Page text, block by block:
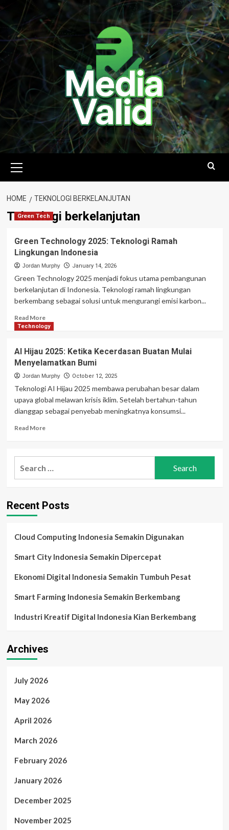
Skip
content
Menu
HOME TEKNOLOGI BERKELANJUTAN
Teknologi berkelanjutan
Green Tech
Green Technology 2025: Teknologi Ramah
Lingkungan Indonesia
Jordan Murphy January 14, 2026
Green Technology 2025 menjadi fokus utama pembangunan
berkelanjutan di Indonesia. Teknologi ramah lingkungan
berkembang sebagai solusi untuk mengurangi emisi karbon...
Read MoreRead
more
Technology
2025:
Teknologi
Ramah
Lingkungan
Indonesia
Technology
AI Hijau 2025: Ketika Kecerdasan Buatan Mulai
Menyelamatkan Bumi
Jordan Murphy October 12, 2025
Teknologi AI Hijau 2025 membawa perubahan besar dalam
upaya global melawan krisis iklim. Setelah bertahun-tahun
dianggap sebagai penyebab meningkatnya konsumsi...
Read MoreRead
AI
Hijau
Buatan
Recent Posts
Cloud Computing Indonesia Semakin Digunakan
Smart City Indonesia Semakin Dipercepat
Ekonomi Digital Indonesia Semakin Tumbuh Pesat
Smart Farming Indonesia Semakin Berkembang
Industri Kreatif Digital Indonesia Kian Berkembang
Archives
July 2026
May 2026
April 2026
March 2026
February 2026
January 2026
December 2025
November 2025